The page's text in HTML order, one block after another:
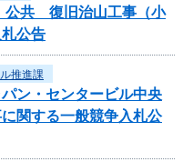
公共 復旧治山工事（小
公告
推進課
ン・センタービル中央
関する一般競争入札公